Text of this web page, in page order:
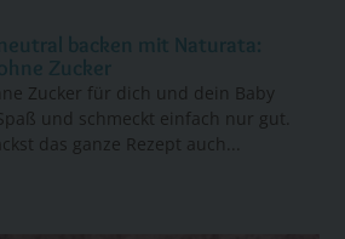
backen mit Naturata:
Zucker
Zucker für dich und dein Baby
und schmeckt einfach nur gut.
das ganze Rezept auch...